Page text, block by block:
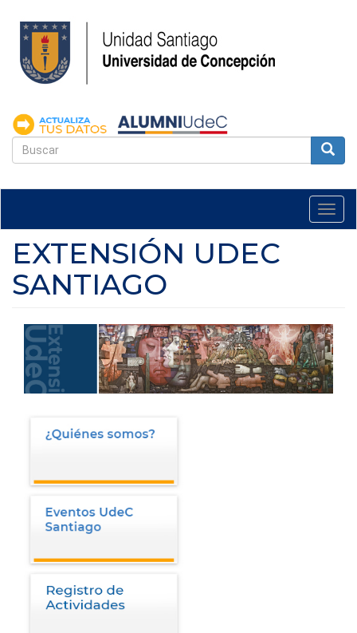
contenido
principal
FORMULARIO
EXTENSIÓN UDEC
SANTIAGO